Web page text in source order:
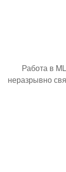
Работа в
неразрывно